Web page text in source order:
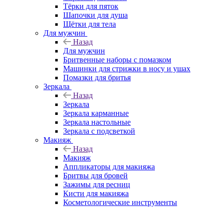
Тёрки для пяток
Шапочки для душа
Щётки для тела
Для мужчин
Назад
Для мужчин
Бритвенные наборы с помазком
Машинки для стрижки в носу и ушах
Помазки для бритья
Зеркала
Назад
Зеркала
Зеркала карманные
Зеркала настольные
Зеркала с подсветкой
Макияж
Назад
Макияж
Аппликаторы для макияжа
Бритвы для бровей
Зажимы для ресниц
Кисти для макияжа
Косметологические инструменты